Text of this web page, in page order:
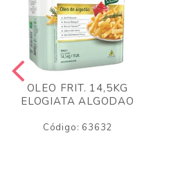
OLEO FRIT. 14,5KG
ELOGIATA ALGODAO
Código: 63632